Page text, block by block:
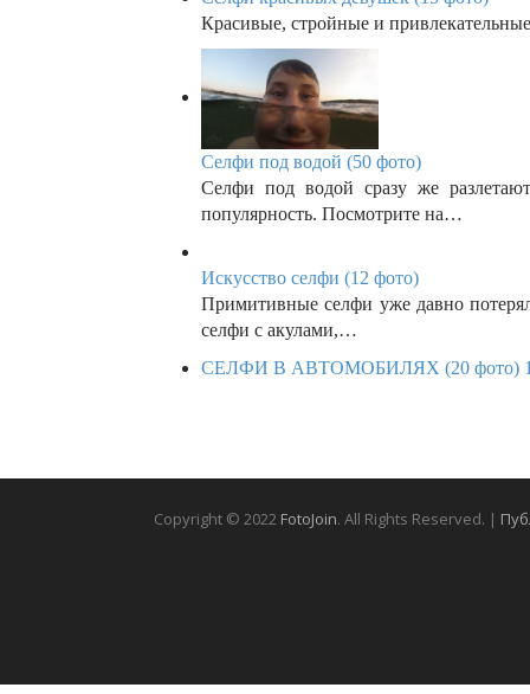
Красивые, стройные и
Селфи под водой (50 фото)
Селфи под водой сразу же
популярность. Посмотрите на…
Искусство селфи (12 фото)
Примитивные селфи уже давно
селфи с акулами,…
СЕЛФИ В АВТОМОБИЛЯХ (20 фото)
Copyright © 2022 FotoJoin. All Rights Reserved. |